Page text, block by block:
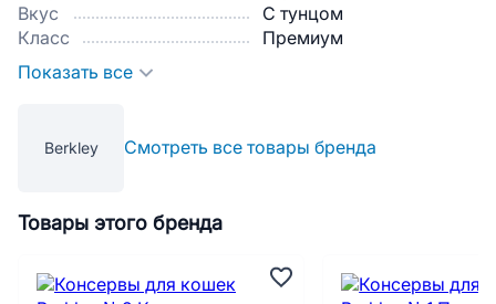
Вкус
С тунцом
Класс
Премиум
Показать все
Berkley Смотреть все товары бренда
Товары этого бренда